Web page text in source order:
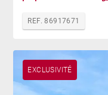
REF. 86917671
EXCLUSIVITÉ